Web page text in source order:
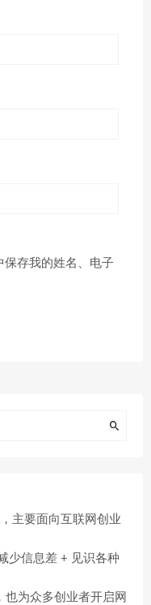
保存我的姓名、电子
主要面向互联网创业
少信息差 + 见识各种
为众多创业者开启网